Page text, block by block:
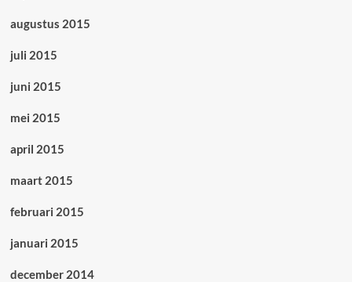
augustus 2015
juli 2015
juni 2015
mei 2015
april 2015
maart 2015
februari 2015
januari 2015
december 2014